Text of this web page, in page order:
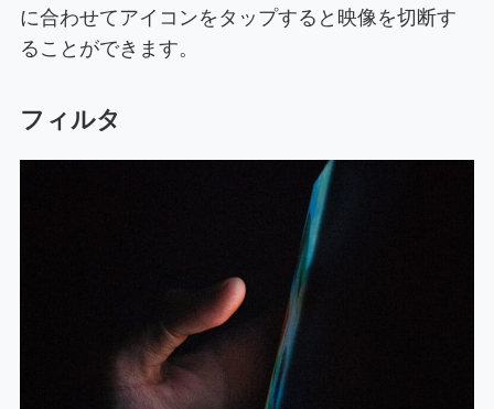
に合わせてアイコンをタップすると映像を切断す
ることができます。
フィルタ